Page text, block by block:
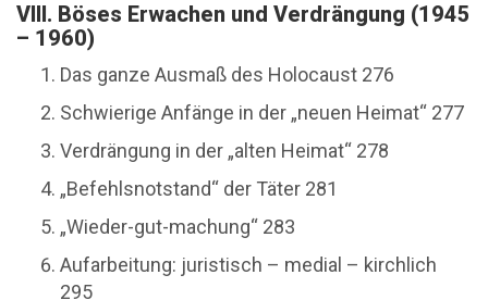
VIII. Böses Erwachen und Verdrängung (1945
– 1960)
Das ganze Ausmaß des Holocaust 276
Schwierige Anfänge in der „neuen Heimat“ 277
Verdrängung in der „alten Heimat“ 278
„Befehlsnotstand“ der Täter 281
„Wieder-gut-machung“ 283
Aufarbeitung: juristisch – medial – kirchlich
295